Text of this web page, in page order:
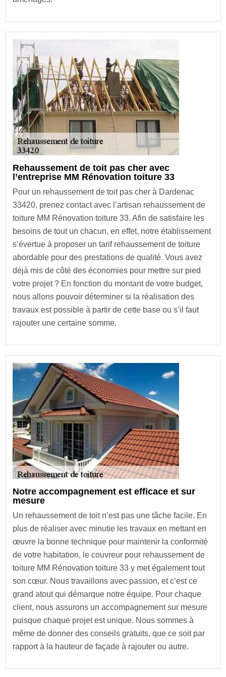
Rehaussement de toit pas cher avec
l’entreprise MM Rénovation toiture 33
Pour un rehaussement de toit pas cher à Dardenac
33420, prenez contact avec l’artisan rehaussement de
toiture MM Rénovation toiture 33. Afin de satisfaire les
besoins de tout un chacun, en effet, notre établissement
s’évertue à proposer un tarif rehaussement de toiture
abordable pour des prestations de qualité. Vous avez
déjà mis de côté des économies pour mettre sur pied
votre projet ? En fonction du montant de votre budget,
nous allons pouvoir déterminer si la réalisation des
travaux est possible à partir de cette base ou s’il faut
rajouter une certaine somme.
Notre accompagnement est efficace et sur
mesure
Un rehaussement de toit n’est pas une tâche facile. En
plus de réaliser avec minutie les travaux en mettant en
œuvre la bonne technique pour maintenir la conformité
de votre habitation, le couvreur pour rehaussement de
toiture MM Rénovation toiture 33 y met également tout
son cœur. Nous travaillons avec passion, et c’est ce
grand atout qui démarque notre équipe. Pour chaque
client, nous assurons un accompagnement sur mesure
puisque chaque projet est unique. Nous sommes à
même de donner des conseils gratuits, que ce soit par
rapport à la hauteur de façade à rajouter ou autre.